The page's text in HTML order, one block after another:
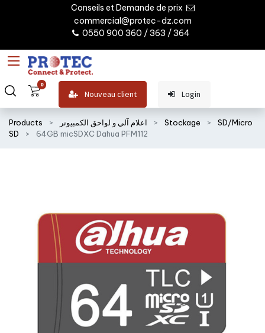
Conseils et Demande de prix
commercial@protec-dz.com
0550 900 360 / 363 / 364
0
Nouveau client Login
Products اعلام آلي و لواحق الكمبيوتر Stockage
SD/Micro
SD
64GB micSDXC Dahua PFM112